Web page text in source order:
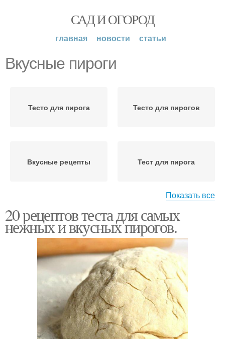
САД И ОГОРОД
главная новости статьи
Вкусные пироги
Тесто для пирога Тесто для пирогов
Вкусные рецепты Тест для пирога
Тест для пирогов
Показать все
20 рецептов теста для самых
нежных и вкусных пирогов.